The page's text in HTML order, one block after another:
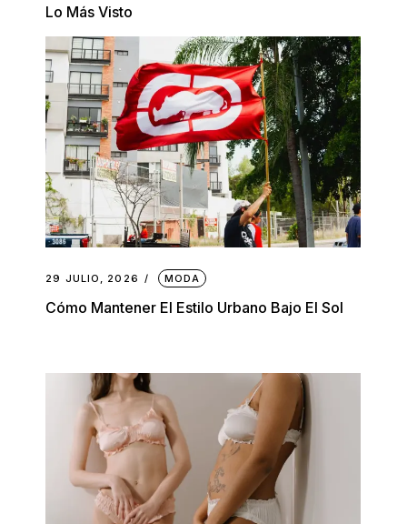
Lo Más Visto
29 JULIO, 2026 MODA
Cómo Mantener El Estilo Urbano Bajo El Sol